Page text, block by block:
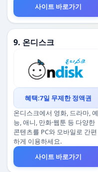
사이트 바로가기
9. 온디스크
혜택:7일 무제한 정액권
온디스크에서 영화, 드라마, 예
능, 애니, 만화·웹툰 등 다양한
콘텐츠를 PC와 모바일로 간편
하게 이용하세요.
사이트 바로가기